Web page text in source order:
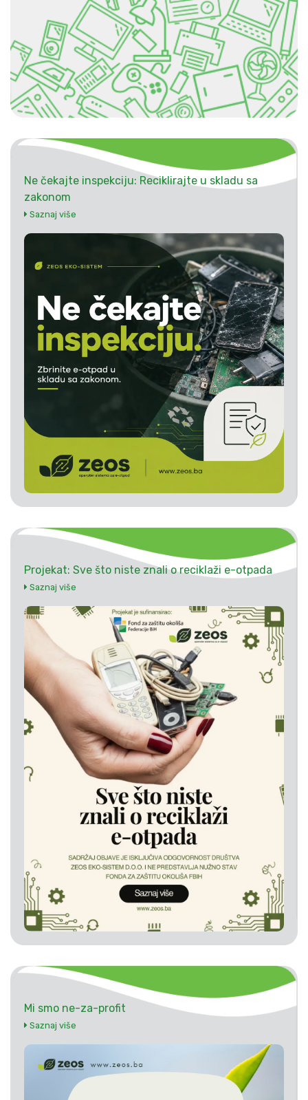
Ne čekajte inspekciju: Reciklirajte u skladu sa
zakonom
Saznaj više
Projekat: Sve što niste znali o reciklaži e-otpada
Saznaj više
Mi smo ne-za-profit
Saznaj više